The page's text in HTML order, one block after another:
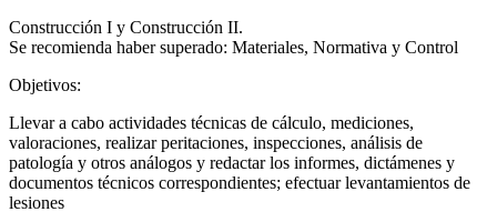
Construcción I y Construcción II.
Se recomienda haber superado: Materiales, Normativa y Control
Objetivos:
Llevar a cabo actividades técnicas de cálculo, mediciones,
valoraciones, realizar peritaciones, inspecciones, análisis de
patología y otros análogos y redactar los informes, dictámenes y
documentos técnicos correspondientes; efectuar levantamientos de
lesiones